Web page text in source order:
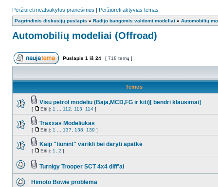
Peržiūrėti neatsakytus pranešimus | Peržiūrėti aktyvias temas
Pagrindinis diskusijų puslapis » Radijo bangomis valdomi modeliai » Automobilių
Automobilių modeliai (Offroad)
Puslapis 1 iš 24 [ 718 temų ]
Temos
Visu petrol modeliu (Baja,MCD,FG ir kiti)[ bendri klausimai]
[ Eiti į: 1 112 113 114 ]
Traxxas Modeliukas
[ Eiti į: 1 137 138 139 ]
Kaip "tiunint" varikli bei daryti apatke
[ Eiti į: 1 2 ]
Turnigy Trooper SCT 4x4 diff'ai
Himoto Bowie problema